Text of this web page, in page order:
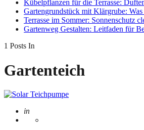
Kübelpflanzen für die Terrasse:
Gartengrundstück mit Klärgrube:
Terrasse im Sommer: Sonnenschutz
Gartenweg Gestalten: Leitfaden für
1 Posts In
Gartenteich
Posted
in